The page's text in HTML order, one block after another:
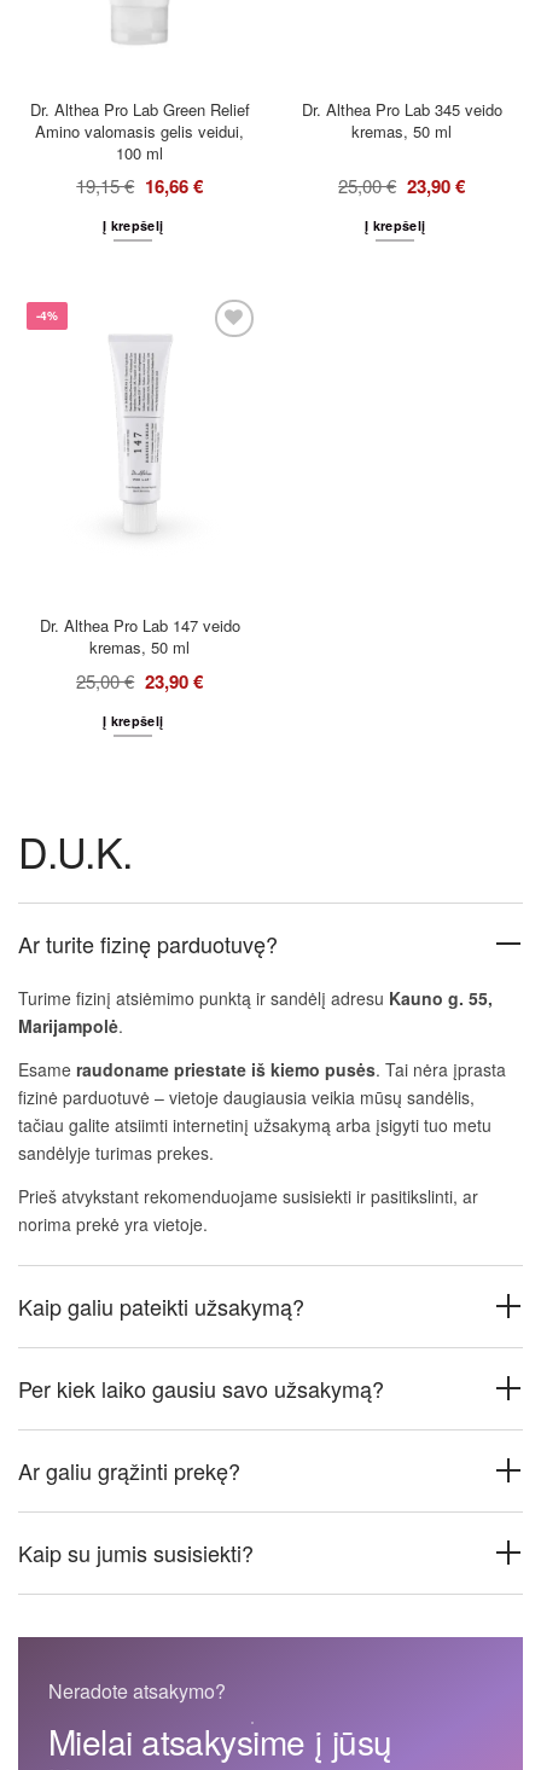
Dr. Althea Pro Lab Green Relief
Amino valomasis gelis veidui,
100 ml
19,15€ 16,66€
Į krepšelį
Dr. Althea Pro Lab 345 veido
kremas, 50 ml
25,00€ 23,90€
Į krepšelį
-4%
Dr. Althea Pro Lab 147 veido
kremas, 50 ml
25,00€ 23,90€
Į krepšelį
D.U.K.
Ar turite fizinę parduotuvę?
Turime fizinį atsiėmimo punktą ir sandėlį adresu Kauno g. 55,
Marijampolė.
Esame raudoname priestate iš kiemo pusės. Tai nėra įprasta
fizinė parduotuvė – vietoje daugiausia veikia mūsų sandėlis,
tačiau galite atsiimti internetinį užsakymą arba įsigyti tuo metu
sandėlyje turimas prekes.
Prieš atvykstant rekomenduojame susisiekti ir pasitikslinti, ar
norima prekė yra vietoje.
Kaip galiu pateikti užsakymą?
Per kiek laiko gausiu savo užsakymą?
Ar galiu grąžinti prekę?
Kaip su jumis susisiekti?
Neradote atsakymo?
Mielai atsakysime į jūsų